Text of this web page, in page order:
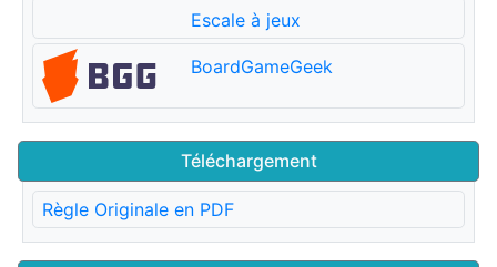
Escale à jeux
BoardGameGeek
Téléchargement
Règle Originale en PDF